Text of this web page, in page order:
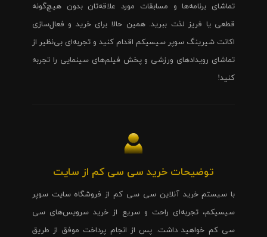
تماشای برنامه‌ها و مسابقات مورد علاقه‌تان بدون هیچ‌گونه
قطعی یا فریز لذت ببرید. همین حالا برای خرید و فعال‌سازی
اکانت شیرینگ سوپر سیسیکم اقدام کنید و تجربه‌ای بی‌نظیر از
تماشای رویدادهای ورزشی و پخش فیلم‌های سینمایی را تجربه
کنید!
توضیحات خرید سی سی کم از سایت
با سیستم خرید آنلاین سی سی کم از فروشگاه سایت سوپر
سیسیکم، تجربه‌ای راحت و سریع از خرید سرویس‌های سی
سی کم خواهید داشت. پس از انجام پرداخت موفق از طریق